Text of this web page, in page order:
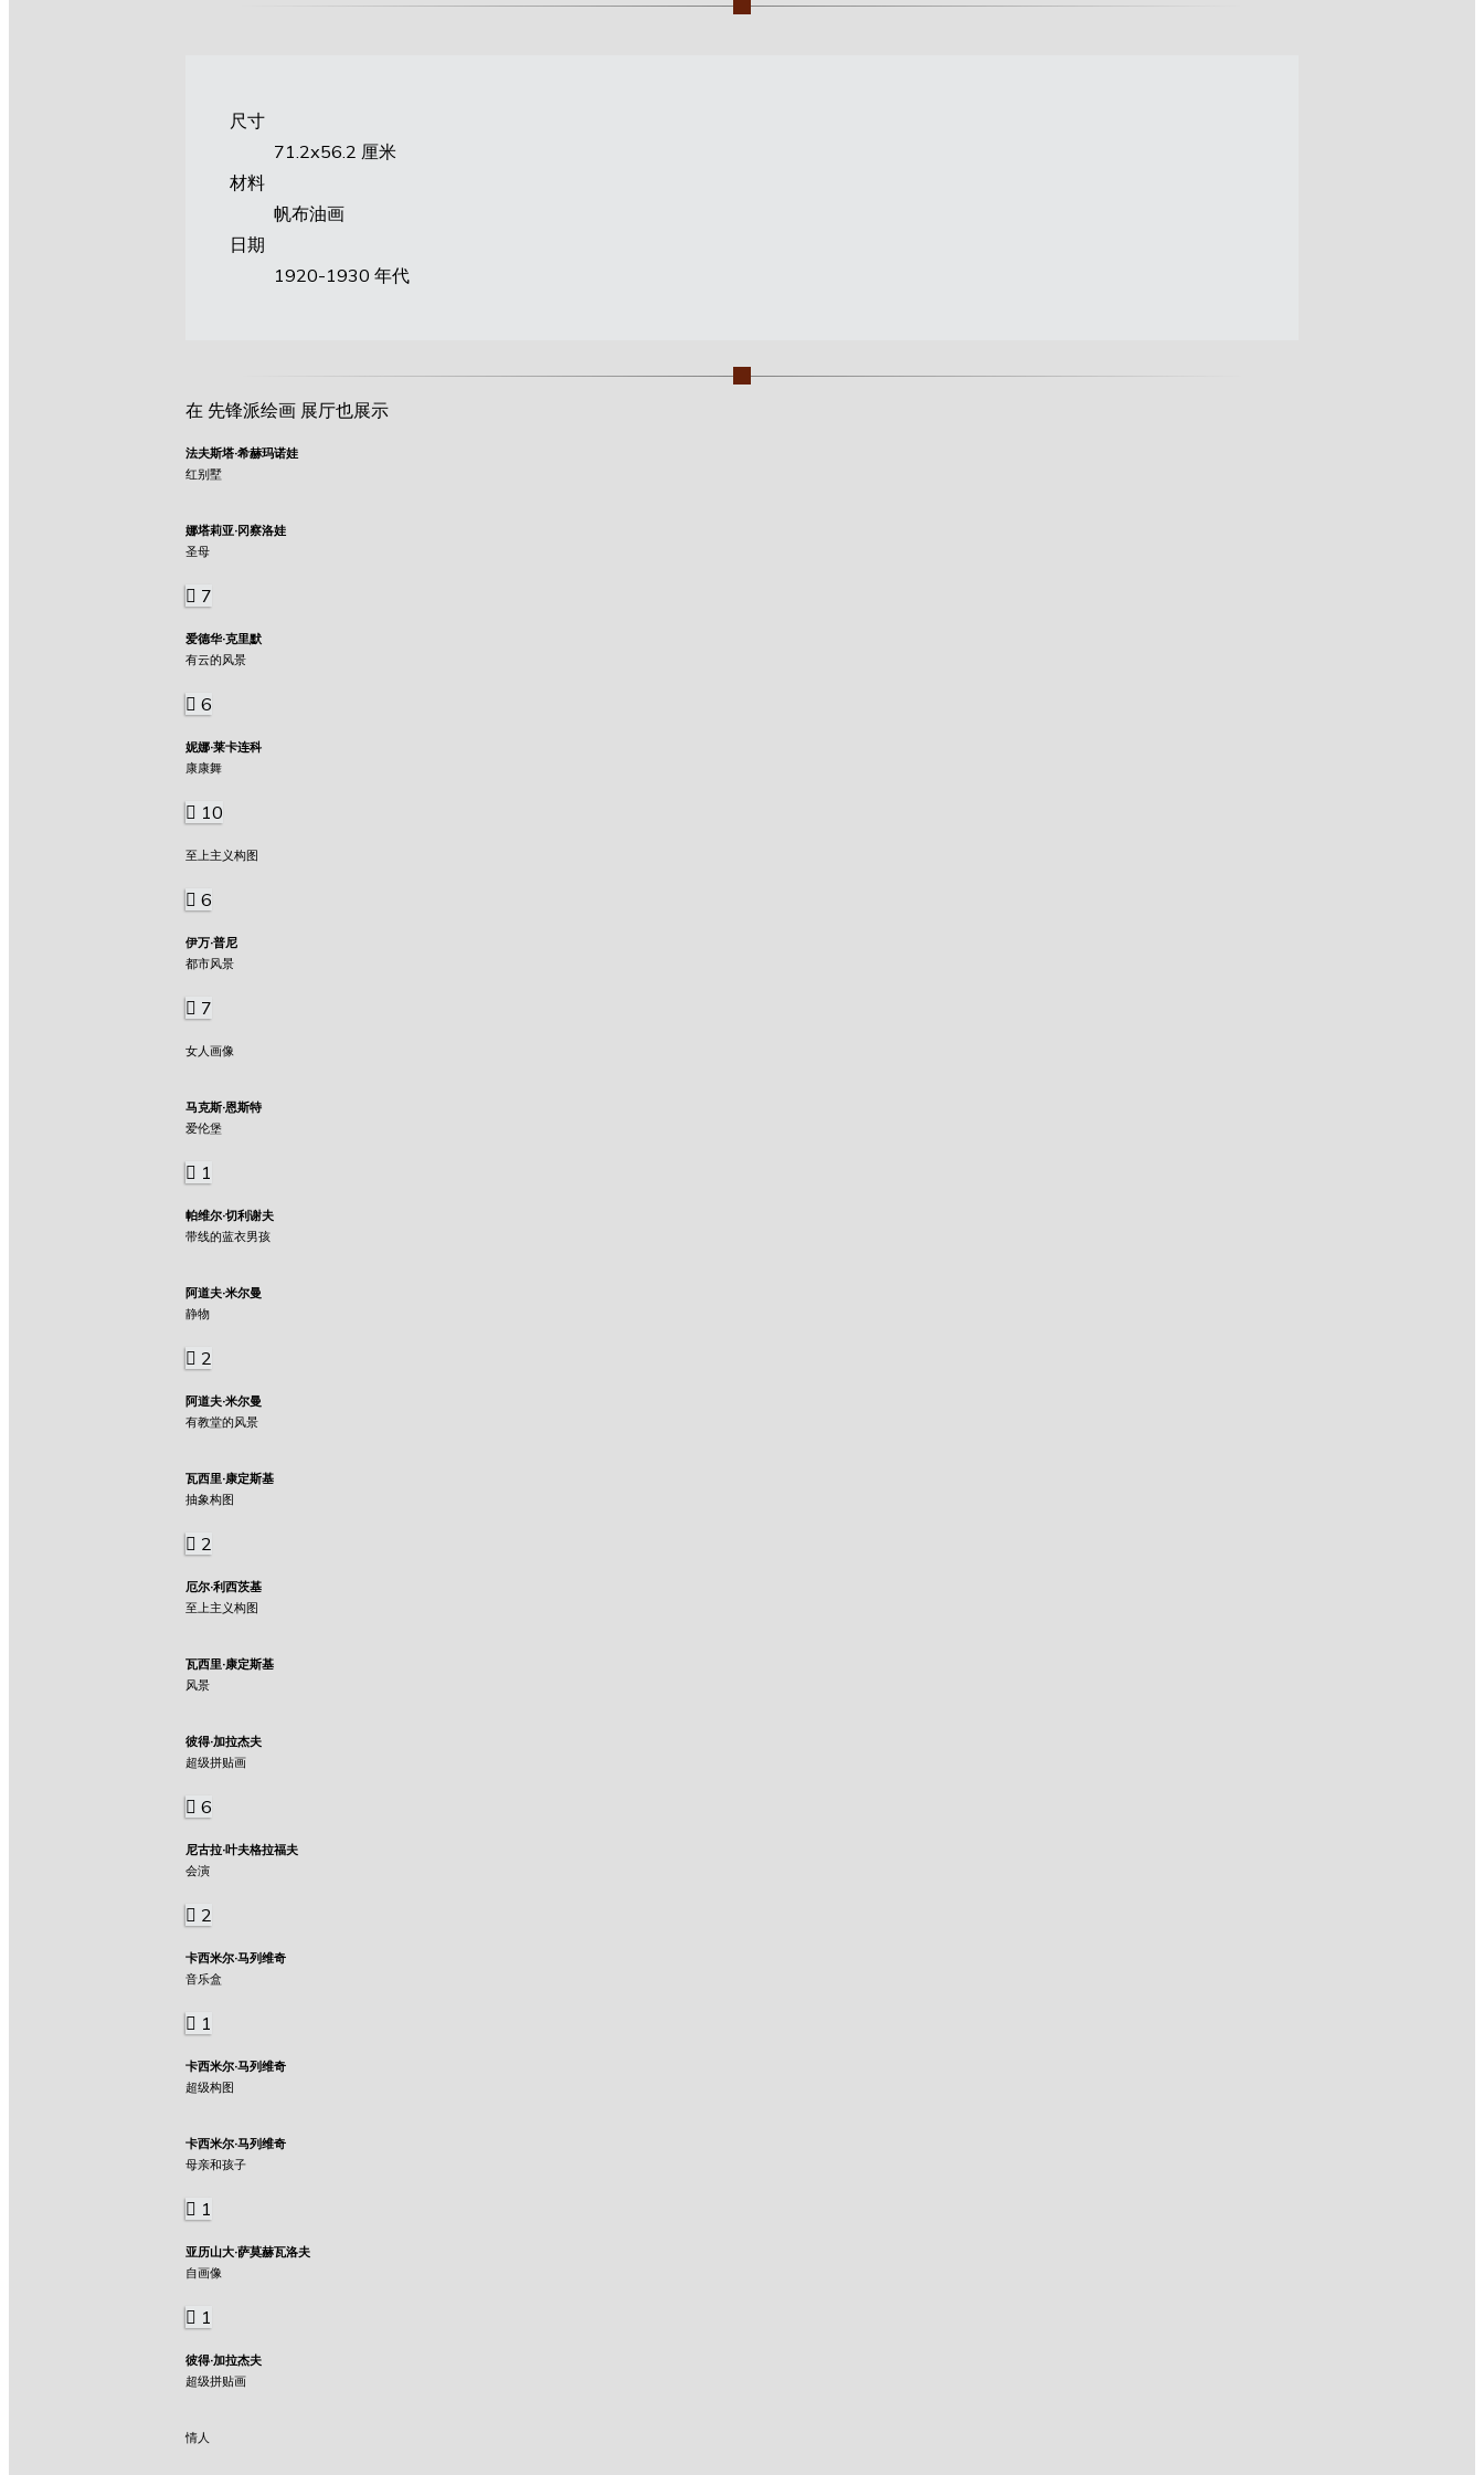
尺寸
71.2х56.2 厘米
材料
帆布油画
日期
1920-1930 年代
在 先锋派绘画 展厅也展示
法夫斯塔·希赫玛诺娃
红别墅
娜塔莉亚·冈察洛娃
圣母
7
爱德华·克里默
有云的风景
6
妮娜·莱卡连科
康康舞
10
至上主义构图
6
伊万·普尼
都市风景
7
女人画像
马克斯·恩斯特
爱伦堡
1
帕维尔·切利谢夫
带线的蓝衣男孩
阿道夫·米尔曼
静物
2
阿道夫·米尔曼
有教堂的风景
瓦西里·康定斯基
抽象构图
2
厄尔·利西茨基
至上主义构图
瓦西里·康定斯基
风景
彼得·加拉杰夫
超级拼贴画
6
尼古拉·叶夫格拉福夫
会演
2
卡西米尔·马列维奇
音乐盒
1
卡西米尔·马列维奇
超级构图
卡西米尔·马列维奇
母亲和孩子
1
亚历山大·萨莫赫瓦洛夫
自画像
1
彼得·加拉杰夫
超级拼贴画
情人